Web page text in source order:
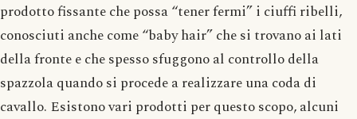
prodotto fissante che possa “tener fermi” i ciuffi ribelli,
conosciuti anche come “baby hair” che si trovano ai lati
della fronte e che spesso sfuggono al controllo della
spazzola quando si procede a realizzare una coda di
cavallo. Esistono vari prodotti per questo scopo, alcuni